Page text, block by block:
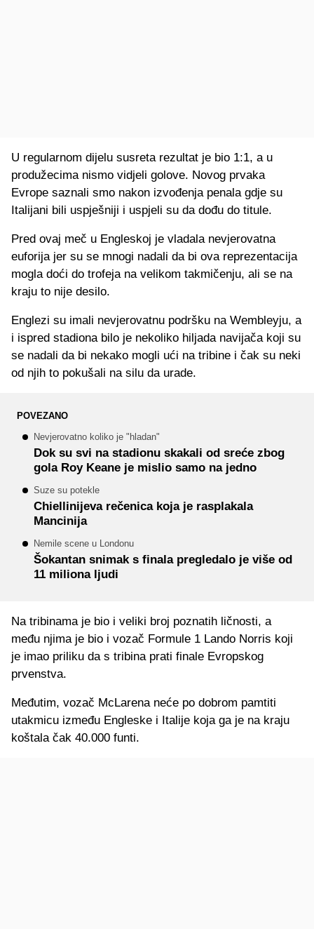
U regularnom dijelu susreta rezultat je bio 1:1, a u
produžecima nismo vidjeli golove. Novog prvaka
Evrope saznali smo nakon izvođenja penala gdje su
Italijani bili uspješniji i uspjeli su da dođu do titule.
Pred ovaj meč u Engleskoj je vladala nevjerovatna
euforija jer su se mnogi nadali da bi ova reprezentacija
mogla doći do trofeja na velikom takmičenju, ali se na
kraju to nije desilo.
Englezi su imali nevjerovatnu podršku na Wembleyju, a
i ispred stadiona bilo je nekoliko hiljada navijača koji su
se nadali da bi nekako mogli ući na tribine i čak su neki
od njih to pokušali na silu da urade.
POVEZANO
Nevjerovatno koliko je "hladan"
Dok su svi na stadionu skakali od sreće zbog
gola Roy Keane je mislio samo na jedno
Suze su potekle
Chiellinijeva rečenica koja je rasplakala
Mancinija
Nemile scene u Londonu
Šokantan snimak s finala pregledalo je više od
11 miliona ljudi
Na tribinama je bio i veliki broj poznatih ličnosti, a
među njima je bio i vozač Formule 1 Lando Norris koji
je imao priliku da s tribina prati finale Evropskog
prvenstva.
Međutim, vozač McLarena neće po dobrom pamtiti
utakmicu između Engleske i Italije koja ga je na kraju
koštala čak 40.000 funti.